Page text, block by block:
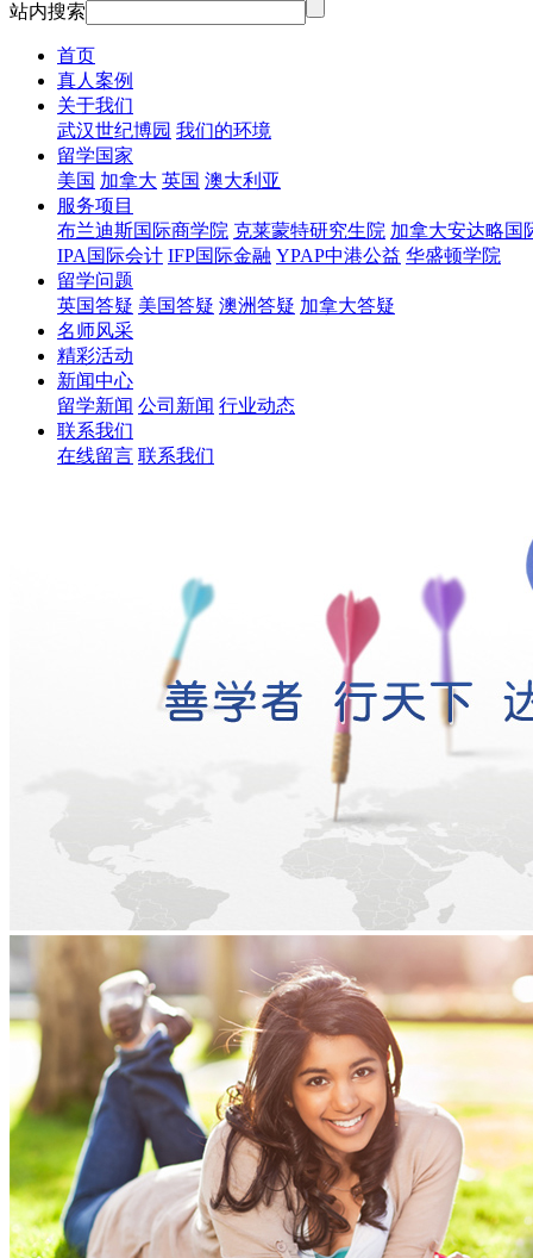
站内搜索
首页
真人案例
关于我们
武汉世纪博园 我们的环境
留学国家
美国 加拿大 英国 澳大利亚
服务项目
布兰迪斯国际商学院 克莱蒙特研究生院 加拿大安达略国
IPA国际会计 IFP国际金融 YPAP中港公益 华盛顿学院
留学问题
英国答疑 美国答疑 澳洲答疑 加拿大答疑
名师风采
精彩活动
新闻中心
留学新闻 公司新闻 行业动态
联系我们
在线留言 联系我们